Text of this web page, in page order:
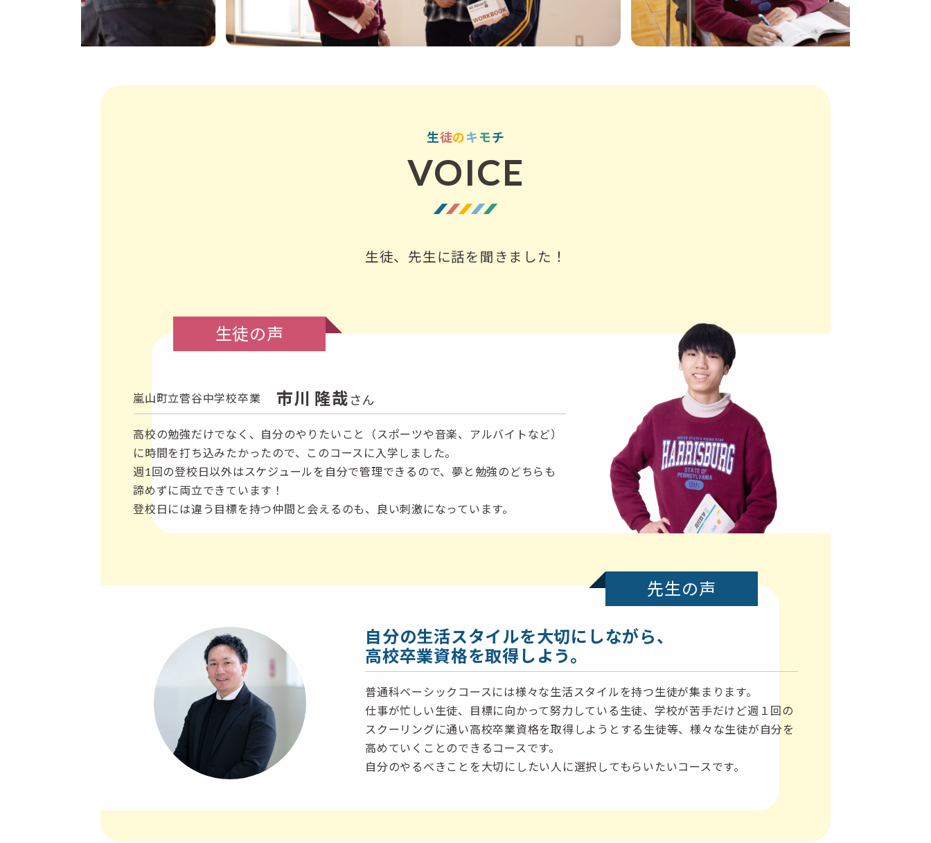
生徒のキモチ
VOICE
生徒、先生に話を聞きました！
生徒の声
嵐山町立菅谷中学校卒業 市川 隆哉 さん
高校の勉強だけでなく、自分のやりたいこと（スポーツや音楽、アルバイトなど）
に時間を打ち込みたかったので、このコースに入学しました。
週1回の登校日以外はスケジュールを自分で管理できるので、夢と勉強のどちらも
諦めずに両立できています！
登校日には違う目標を持つ仲間と会えるのも、良い刺激になっています。
先生の声
自分の生活スタイルを大切にしながら、
高校卒業資格を取得しよう。
普通科ベーシックコースには様々な生活スタイルを持つ生徒が集まります。
仕事が忙しい生徒、目標に向かって努力している生徒、学校が苦手だけど週１回の
スクーリングに通い高校卒業資格を取得しようとする生徒等、様々な生徒が自分を
高めていくことのできるコースです。
自分のやるべきことを大切にしたい人に選択してもらいたいコースです。